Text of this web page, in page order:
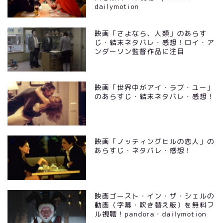
dailymotion
映画「さよなら、人類」のあらす
じ・結末ネタバレ・感想！ロイ・ア
ンダーソン監督作品に注目
映画「世界中がアイ・ラブ・ユー」
のあらすじ・結末ネタバレ・感想！
映画「ノッティングヒルの恋人」の
あらすじ・ネタバレ・感想！
映画ゴースト・イン・ザ・シェルの
動画（字幕・吹き替え版）を無料フ
ル視聴！pandora・dailymotion